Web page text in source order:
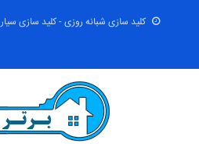
کلید سازی شبانه روزی - کلید سازی سیار